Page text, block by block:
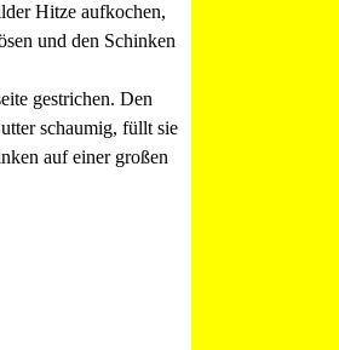
Hitze aufkochen,
und den Schinken
gestrichen. Den
schaumig, füllt sie
auf einer großen